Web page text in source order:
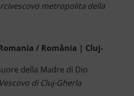
metropolita della
/ România | Cluj-
della Madre di Dio
Vescovo di Cluj-Gherla